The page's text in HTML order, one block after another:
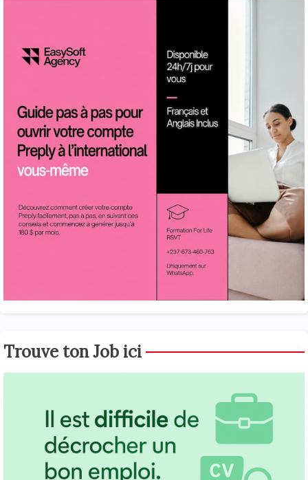
Trouve ton Job ici